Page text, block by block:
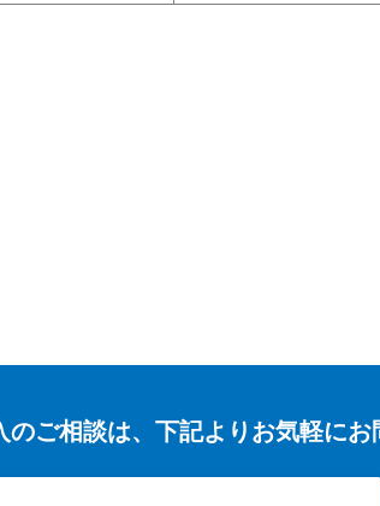
ご相談は、下記よりお気軽にお